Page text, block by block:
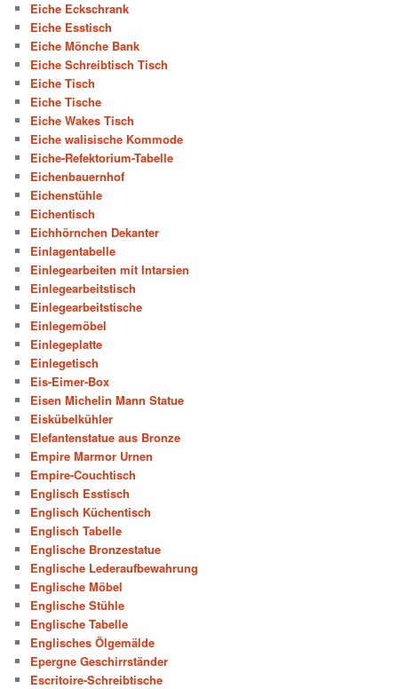
Eiche Eckschrank
Eiche Esstisch
Eiche Mönche Bank
Eiche Schreibtisch Tisch
Eiche Tisch
Eiche Tische
Eiche Wakes Tisch
Eiche walisische Kommode
Eiche-Refektorium-Tabelle
Eichenbauernhof
Eichenstühle
Eichentisch
Eichhörnchen Dekanter
Einlagentabelle
Einlegearbeiten mit Intarsien
Einlegearbeitstisch
Einlegearbeitstische
Einlegemöbel
Einlegeplatte
Einlegetisch
Eis-Eimer-Box
Eisen Michelin Mann Statue
Eiskübelkühler
Elefantenstatue aus Bronze
Empire Marmor Urnen
Empire-Couchtisch
Englisch Esstisch
Englisch Küchentisch
Englisch Tabelle
Englische Bronzestatue
Englische Lederaufbewahrung
Englische Möbel
Englische Stühle
Englische Tabelle
Englisches Ölgemälde
Epergne Geschirrständer
Escritoire-Schreibtische